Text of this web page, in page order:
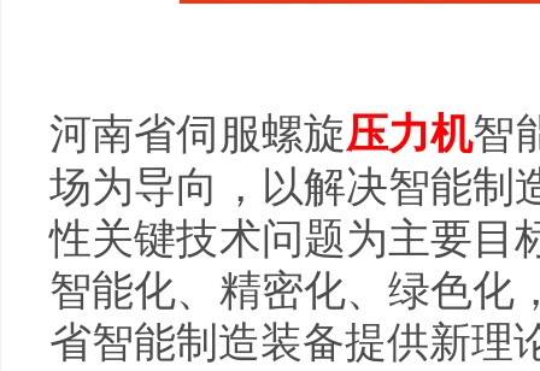
河南省伺服螺旋压力机智
场为导向，以解决智能制
性关键技术问题为主要目
智能化、精密化、绿色化
省智能制造装备提供新理